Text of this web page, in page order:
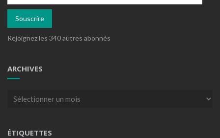
mail
Souscrire
Rejoignez les 340 autres abonnés
ARCHIVES
Archives
ÉTIQUETTES